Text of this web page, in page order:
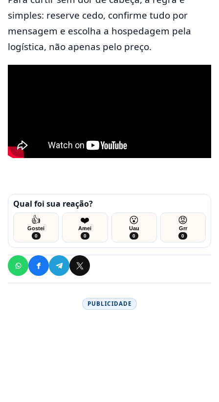
simples: reserve cedo, confirme tudo por
mensagem e escolha a hospedagem pela
logística, não apenas pelo preço.
Qual foi sua reação?
👍
Gostei
0
❤️
Amei
0
😮
Uau
0
😡
Grr
0
PUBLICIDADE